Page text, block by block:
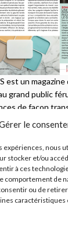
le
nous
stocker et/ou
à ces
comportement de
ou de
caractéristiques
est un
grand public
de façon